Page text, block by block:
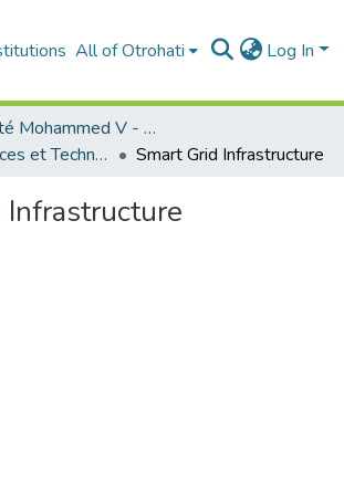
All of Otrohati Log In
Université Mohammed V - Rabat
CEDoc - Sciences et Techniques pour l’ingénieur
Smart Grid Infrastructure
Infrastructure